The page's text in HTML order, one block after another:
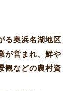
る奥浜名湖地区
が営まれ、鮮や
観などの農村資